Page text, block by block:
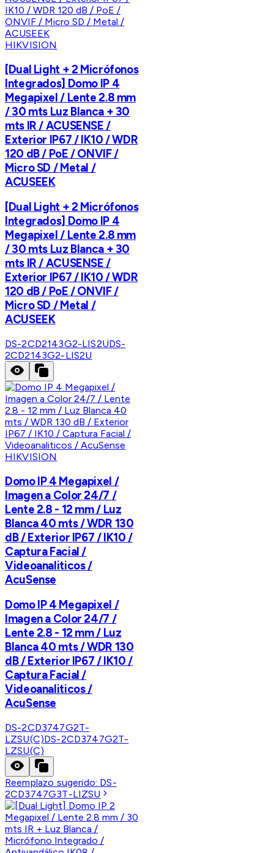
HIKVISION
[Dual Light + 2 Micrófonos
Integrados] Domo IP 4
Megapixel / Lente 2.8 mm
/ 30 mts Luz Blanca + 30
mts IR / ACUSENSE /
Exterior IP67 / IK10 / WDR
120 dB / PoE / ONVIF /
Micro SD / Metal /
ACUSEEK
[Dual Light + 2 Micrófonos
Integrados] Domo IP 4
Megapixel / Lente 2.8 mm
/ 30 mts Luz Blanca + 30
mts IR / ACUSENSE /
Exterior IP67 / IK10 / WDR
120 dB / PoE / ONVIF /
Micro SD / Metal /
ACUSEEK
DS-2CD2143G2-LIS2UDS-
2CD2143G2-LIS2U
HIKVISION
Domo IP 4 Megapixel /
Imagen a Color 24/7 /
Lente 2.8 - 12 mm / Luz
Blanca 40 mts / WDR 130
dB / Exterior IP67 / IK10 /
Captura Facial /
Videoanaliticos /
AcuSense
Domo IP 4 Megapixel /
Imagen a Color 24/7 /
Lente 2.8 - 12 mm / Luz
Blanca 40 mts / WDR 130
dB / Exterior IP67 / IK10 /
Captura Facial /
Videoanaliticos /
AcuSense
DS-2CD3747G2T-
LZSU(C)DS-2CD3747G2T-
LZSU(C)
Reemplazo sugerido: DS-
2CD3747G3T-LIZSU